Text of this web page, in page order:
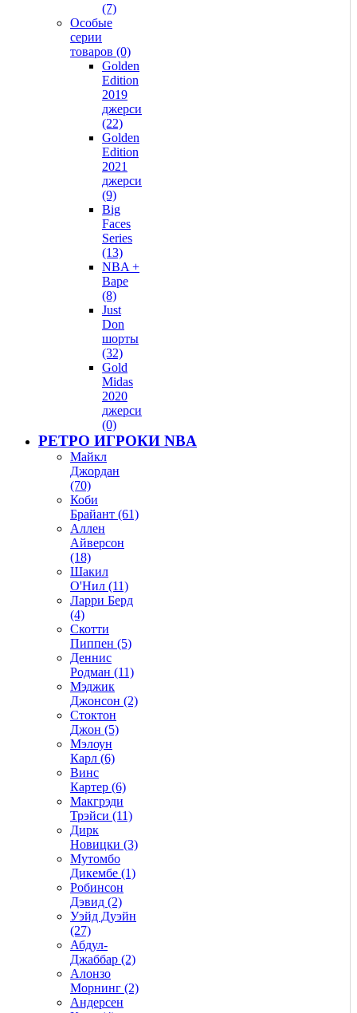
(7)
Особые
серии
товаров (0)
Golden
Edition
2019
джерси
(22)
Golden
Edition
2021
джерси
(9)
Big
Faces
Series
(13)
NBA +
Bape
(8)
Just
Don
шорты
(32)
Gold
Midas
2020
джерси
(0)
РЕТРО ИГРОКИ NBA
Майкл
Джордан
(70)
Коби
Брайант (61)
Аллен
Айверсон
(18)
Шакил
О'Нил (11)
Ларри Берд
(4)
Скотти
Пиппен (5)
Деннис
Родман (11)
Мэджик
Джонсон (2)
Стоктон
Джон (5)
Мэлоун
Карл (6)
Винс
Картер (6)
Макгрэди
Трэйси (11)
Дирк
Новицки (3)
Мутомбо
Дикембе (1)
Робинсон
Дэвид (2)
Уэйд Дуэйн
(27)
Абдул-
Джаббар (2)
Алонзо
Морнинг (2)
Андерсен